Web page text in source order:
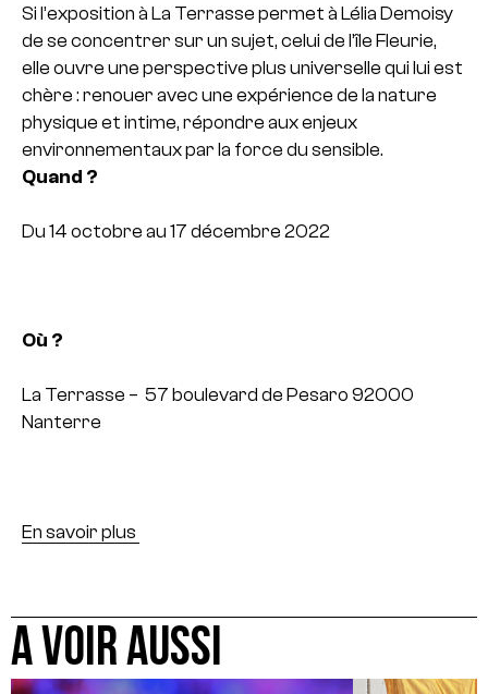
Si l’exposition à La Terrasse permet à Lélia Demoisy
de se concentrer sur un sujet, celui de l’île Fleurie,
elle ouvre une perspective plus universelle qui lui est
chère : renouer avec une expérience de la nature
physique et intime, répondre aux enjeux
environnementaux par la force du sensible.
Quand ?
Du 14 octobre au 17 décembre 2022
Où ?
La Terrasse – 57 boulevard de Pesaro 92000
Nanterre
En savoir plus
A VOIR AUSSI